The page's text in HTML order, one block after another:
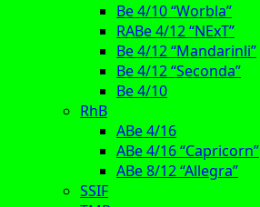
Be 4/10 “Worbla”
RABe 4/12 “NExT”
Be 4/12 “Mandarinli”
Be 4/12 “Seconda”
Be 4/10
RhB
ABe 4/16
ABe 4/16 “Capricorn”
ABe 8/12 “Allegra”
SSIF